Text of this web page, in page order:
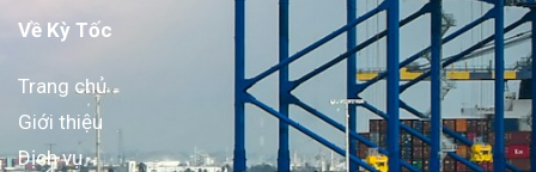
Về Kỳ Tốc
Trang chủ
Giới thiệu
Dịch vụ